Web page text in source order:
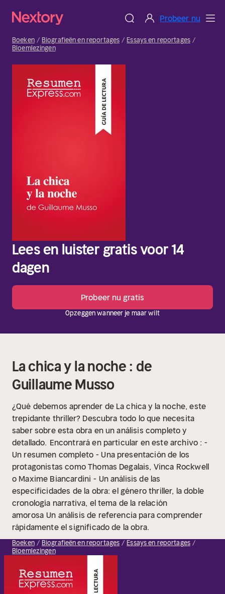
Probeer nu
Boeken Biografieën en reportages
Essays en reportages
Bloemlezingen
Lees en luister gratis voor 14
dagen
Probeer nu gratis
Opzeggen wanneer je maar wilt
La chica y la noche : de
Guillaume Musso
¿Qué debemos aprender de La chica y la noche, este
trepidante thriller? Descubra todo lo que necesita
saber sobre esta obra en un análisis completo y
detallado. Encontrará en particular en este archivo : -
Un resumen completo - Una presentación de los
protagonistas como Thomas Degalais, Vinca Rockwell
o Maxime Biancardini - Un análisis de las
especificidades de la obra: el género thriller, la doble
cronología narrativa, el tema de la relación
amorosa Un análisis de referencia para comprender
rápidamente el significado de la obra.
Boeken Biografieën en reportages
Essays en reportages
Bloemlezingen